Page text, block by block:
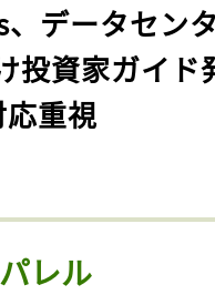
、データセン
投資家ガイド
重視
レル